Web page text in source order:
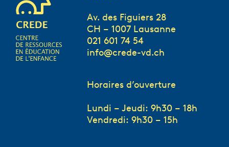
Av. des Figuiers 28
CH – 1007 Lausanne
021 601 74 54
info@crede-vd.ch
Horaires d’ouverture
Lundi – Jeudi: 9h30 – 18h
Vendredi: 9h30 – 15h